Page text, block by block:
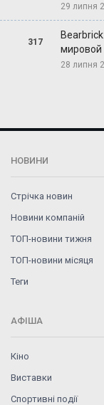
29 липня
317
мировой
28 липня
НОВИНИ
Стрічка новин
Новини компаній
ТОП-новини тижня
ТОП-новини місяця
Теги
АФІША
Кіно
Виставки
Спортивні події